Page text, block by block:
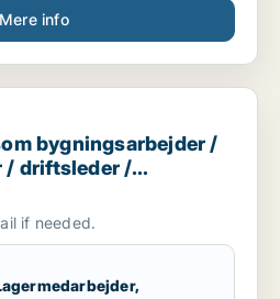
Mere info
/
bygningsarbejder /
/ driftsleder /
if needed.